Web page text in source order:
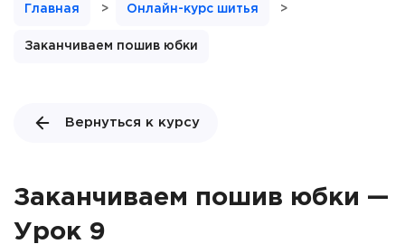
Главная > Онлайн-курс шитья >
Заканчиваем пошив юбки
Вернуться к курсу
Заканчиваем пошив юбки —
Урок 9